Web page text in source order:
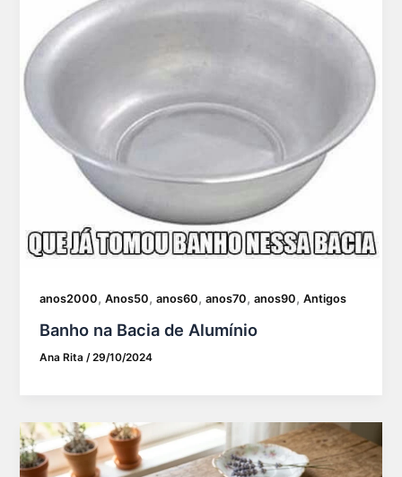
anos2000,Anos50,anos60,anos70,anos90,Antigos
Banho na Bacia de Alumínio
Ana Rita /29/10/2024